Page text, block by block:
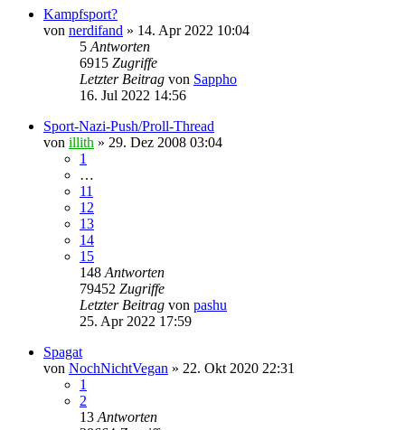
Kampfsport?
von nerdifand » 14. Apr 2022 10:04
5 Antworten
6915 Zugriffe
Letzter Beitrag von Sappho
16. Jul 2022 14:56
Sport-Nazi-Push/Proll-Thread
von illith » 29. Dez 2008 03:04
1
…
11
12
13
14
15
148 Antworten
79452 Zugriffe
Letzter Beitrag von pashu
25. Apr 2022 17:59
Spagat
von NochNichtVegan » 22. Okt 2020 22:31
1
2
13 Antworten